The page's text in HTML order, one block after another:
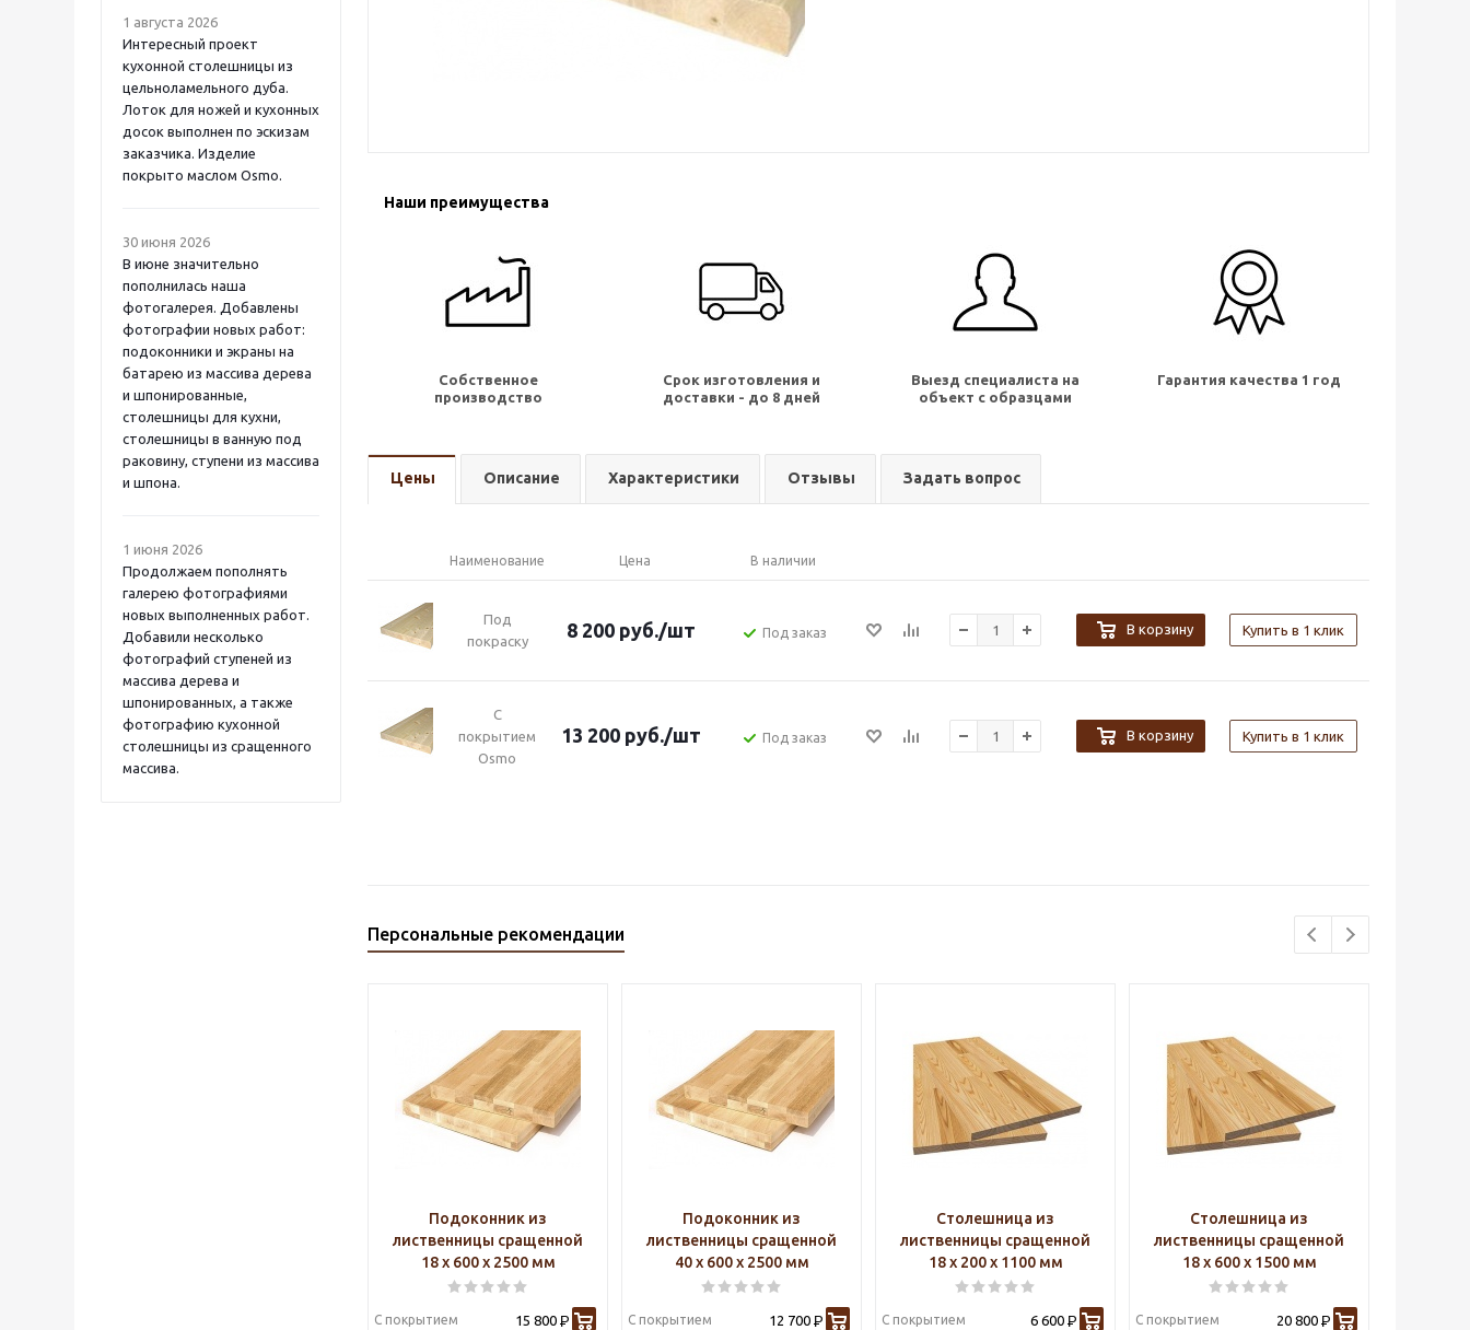
1 августа 2026
Интересный проект
кухонной столешницы из
цельноламельного дуба.
Лоток для ножей и кухонных
досок выполнен по эскизам
заказчика. Изделие
покрыто маслом Osmo.
30 июня 2026
В июне значительно
пополнилась наша
фотогалерея. Добавлены
фотографии новых работ:
подоконники и экраны на
батарею из массива дерева
и шпонированные,
столешницы для кухни,
столешницы в ванную под
раковину, ступени из массива
и шпона.
1 июня 2026
Продолжаем пополнять
галерею фотографиями
новых выполненных работ.
Добавили несколько
фотографий ступеней из
массива дерева и
шпонированных, а также
фотографию кухонной
столешницы из сращенного
массива.
Наши преимущества
Собственное
производство
Срок изготовления и
доставки - до 8 дней
Выезд специалиста на
объект с образцами
Гарантия качества 1 год
Цены Описание Характеристики Отзывы Задать вопрос
Наименование Цена В наличии
Под
покраску
8 200 руб./шт Под заказ В корзину Купить в 1 клик
С
покрытием
Osmo
13 200 руб./шт Под заказ В корзину Купить в 1 клик
Персональные рекомендации
Подоконник из
лиственницы сращенной
18 х 600 х 2500 мм
С покрытием
15 800 Р
Подоконник из
лиственницы сращенной
40 х 600 х 2500 мм
С покрытием
12 700 Р
Столешница из
лиственницы сращенной
18 х 200 х 1100 мм
С покрытием
6 600 Р
Столешница из
лиственницы сращенной
18 х 600 х 1500 мм
С покрытием
20 800 Р